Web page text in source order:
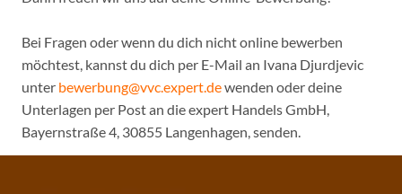
Bei Fragen oder wenn du dich nicht online bewerben
möchtest, kannst du dich per E-Mail an Ivana Djurdjevic
unter bewerbung@vvc.expert.dewenden oder deine
Unterlagen per Post an die expert Handels GmbH,
Bayernstraße 4, 30855 Langenhagen, senden.